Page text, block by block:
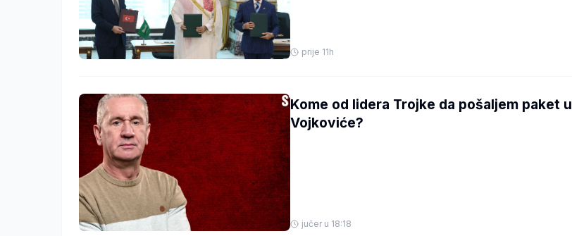
prije 11h
Kome od lidera Trojke da pošaljem paket u
Vojkoviće?
jučer u 18:18